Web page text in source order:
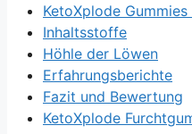
KetoXplode
Inhaltsstoffe
Höhle der Löwen
Erfahrungsberichte
Fazit und Bewertung
KetoXplode